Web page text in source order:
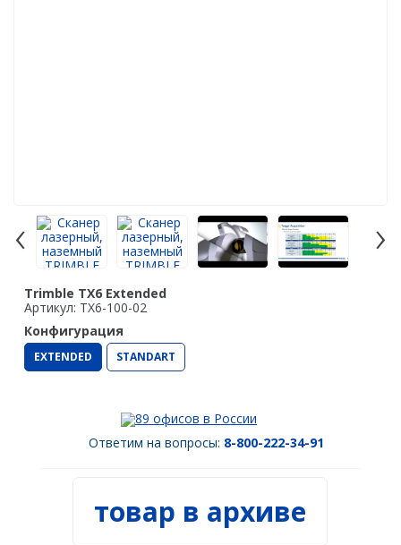
Контроллеры
PrinCe
EFIX
Trimble
Spectra Precision
‹ ›
Trimble TX6 Extended
Артикул: TX6-100-02
Конфигурация
EXTENDED STANDART
89 офисов в России
Ответим на вопросы: 8-800-222-34-91
товар в архиве